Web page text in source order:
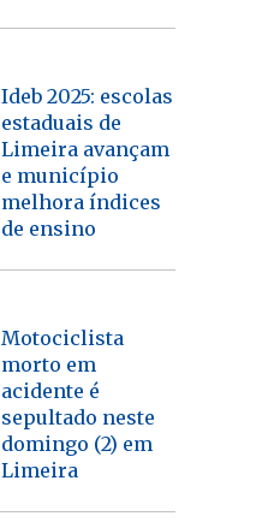
Ideb 2025: escolas
estaduais de
Limeira avançam
e município
melhora índices
de ensino
Motociclista
morto em
acidente é
sepultado neste
domingo (2) em
Limeira